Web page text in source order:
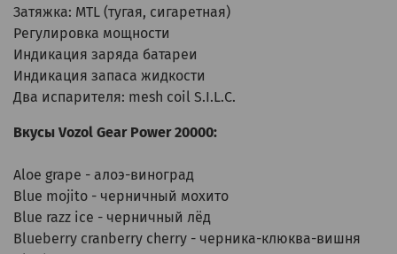
Затяжка: MTL (тугая, сигаретная)
Регулировка мощности
Индикация заряда батареи
Индикация запаса жидкости
Два испарителя: mesh coil S.I.L.C.
Вкусы Vozol Gear Power 20000:
Aloe grape - алоэ-виноград
Blue mojito - черничный мохито
Blue razz ice - черничный лёд
Blueberry cranberry cherry - черника-клюква-вишня